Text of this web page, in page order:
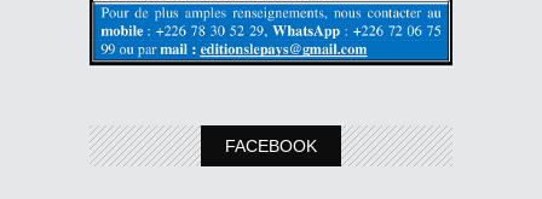
FACEBOOK